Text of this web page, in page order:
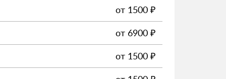
от 1500 ₽
от 6900 ₽
от 1500 ₽